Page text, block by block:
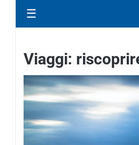
☰
Viaggi: